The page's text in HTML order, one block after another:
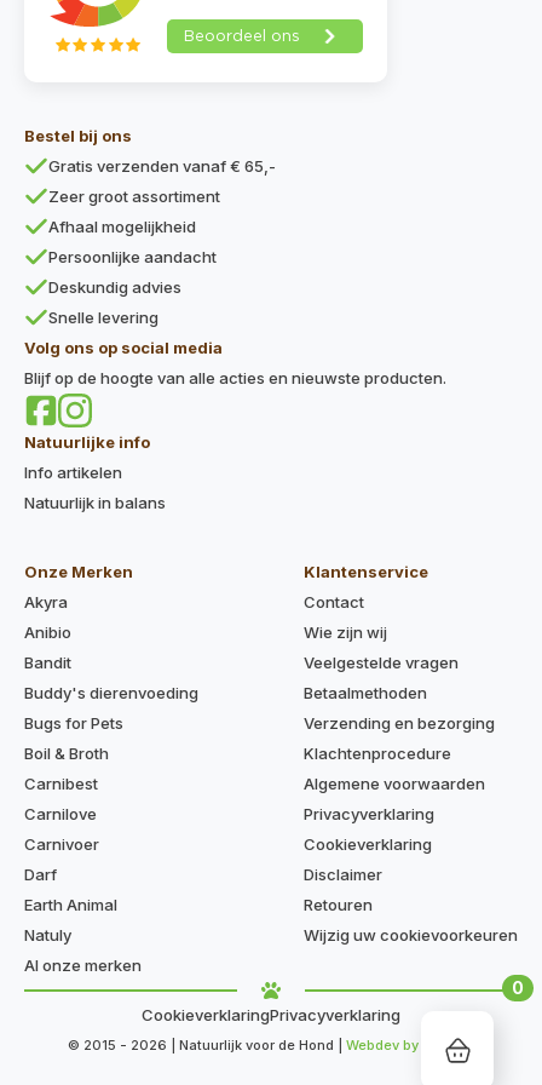
0
Bestel bij ons
Gratis verzenden vanaf € 65,-
Zeer groot assortiment
Afhaal mogelijkheid
Persoonlijke aandacht
Deskundig advies
Snelle levering
Volg ons op social media
Blijf op de hoogte van alle acties en nieuwste producten.
Natuurlijke info
Info artikelen
Natuurlijk in balans
Onze Merken
Akyra
Anibio
Bandit
Buddy's dierenvoeding
Bugs for Pets
Boil & Broth
Carnibest
Carnilove
Carnivoer
Darf
Earth Animal
Natuly
Al onze merken
Klantenservice
Contact
Wie zijn wij
Veelgestelde vragen
Betaalmethoden
Verzending en bezorging
Klachtenprocedure
Algemene voorwaarden
Privacyverklaring
Cookieverklaring
Disclaimer
Retouren
Wijzig uw cookievoorkeuren
© 2015 - 2026 | Natuurlijk voor de Hond | Webdev by Kaige.nl
CookieverklaringPrivacyverklaring